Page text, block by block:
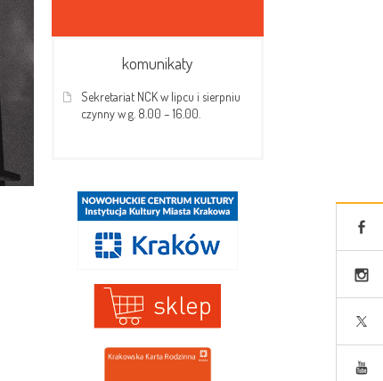
komunikaty
Sekretariat NCK w lipcu i sierpniu
czynny w g. 8.00 – 16.00.